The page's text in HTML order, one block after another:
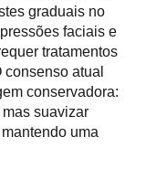
graduais no
faciais e
tratamentos
atual
conservadora:
suavizar
uma